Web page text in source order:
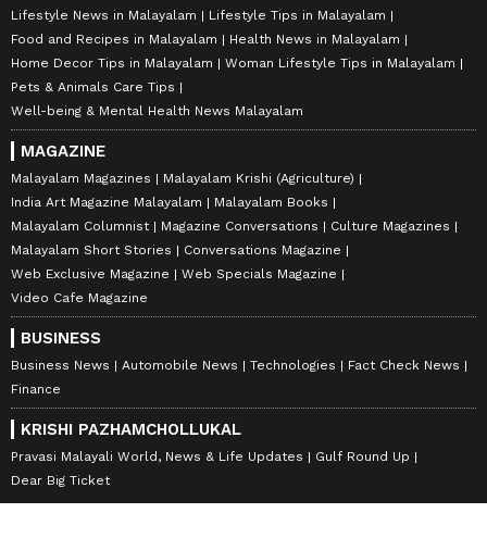
Lifestyle News in Malayalam
Lifestyle Tips in Malayalam
Food and Recipes in Malayalam
Health News in Malayalam
Home Decor Tips in Malayalam
Woman Lifestyle Tips in Malayalam
Pets & Animals Care Tips
Well-being & Mental Health News Malayalam
MAGAZINE
Malayalam Magazines
Malayalam Krishi (Agriculture)
India Art Magazine Malayalam
Malayalam Books
Malayalam Columnist
Magazine Conversations
Culture Magazines
Malayalam Short Stories
Conversations Magazine
Web Exclusive Magazine
Web Specials Magazine
Video Cafe Magazine
BUSINESS
Business News Automobile News Technologies
Fact Check News
Finance
KRISHI PAZHAMCHOLLUKAL
Pravasi Malayali World, News & Life Updates
Gulf Round Up
Dear Big Ticket